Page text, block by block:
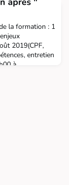
le
la
la formation : 1
2019(CPF,
entretien
à